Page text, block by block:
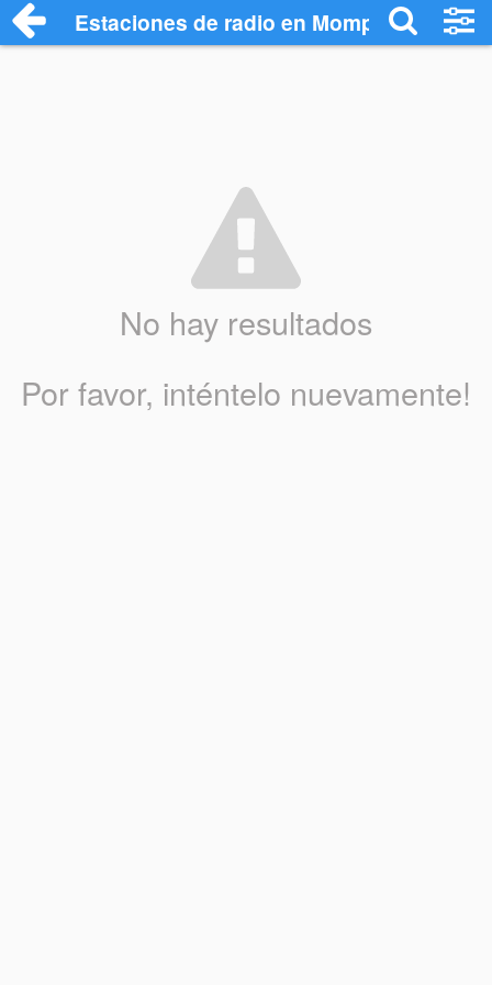
Estaciones de radio en Mompach -
No hay resultados
Por favor, inténtelo nuevamente!